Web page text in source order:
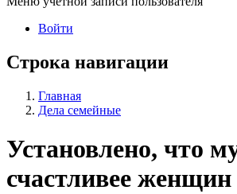
Войти
Строка навигации
Главная
Дела семейные
Установлено, что
счастливее женщин